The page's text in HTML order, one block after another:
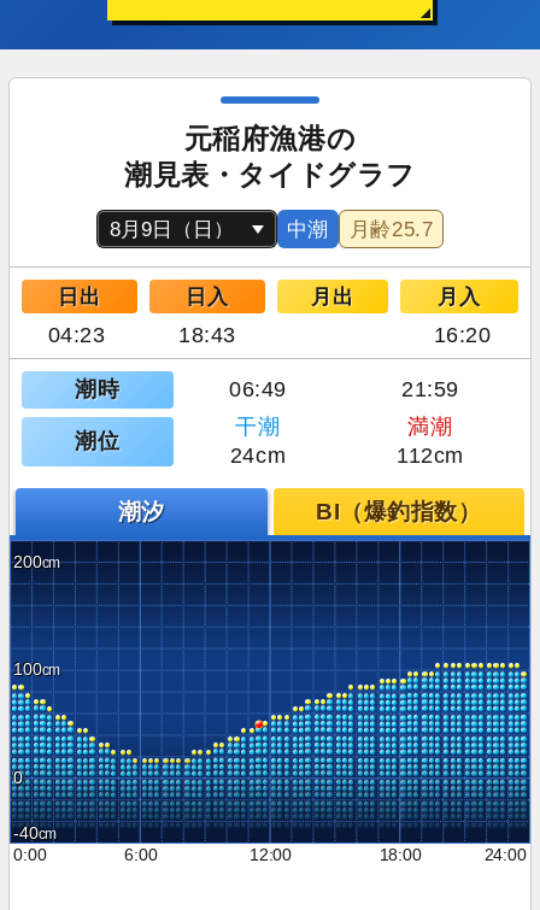
元稲府漁港の
潮見表・タイドグラフ
中潮 月齢25.7
日出 日入 月出 月入
04:23 18:43 16:20
潮時 06:49 21:59
潮位
干潮
満潮
24cm
112cm
潮汐 BI（爆釣指数）
200
100
0
-40
0:00
6:00 12:00 18:00 24:00